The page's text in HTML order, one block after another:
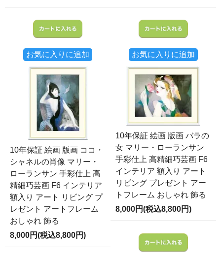
お気に入りに追加 お気に入りに追加
10年保証 絵画 版画 ココ・
シャネルの肖像 マリー・
ローランサン 手彩仕上 高
精細巧芸画 F6 インテリア
額入り アート リビング プ
レゼント アートフレーム
おしゃれ 飾る
8,000円(税込8,800円)
10年保証 絵画 版画 バラの
女 マリー・ローランサン
手彩仕上 高精細巧芸画 F6
インテリア 額入り アート
リビング プレゼント アー
トフレーム おしゃれ 飾る
8,000円(税込8,800円)